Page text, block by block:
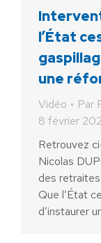
l’État
une
Vidéo Par
8 février
Retrouvez
Nicolas
des
Que l’État
d’instaurer